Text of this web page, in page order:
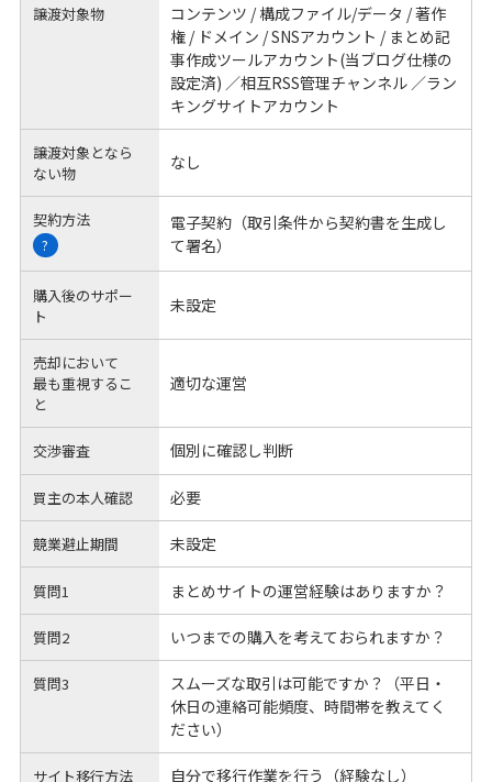
譲渡対象物
コンテンツ / 構成ファイル/データ / 著作
権 / ドメイン / SNSアカウント / まとめ記
事作成ツールアカウント(当ブログ仕様の
設定済) ／相互RSS管理チャンネル ／ラン
キングサイトアカウント
譲渡対象となら
ない物
なし
契約方法
?
電子契約（取引条件から契約書を生成し
て署名）
購入後のサポー
ト
未設定
売却において
最も重視するこ
と
適切な運営
交渉審査 個別に確認し判断
買主の本人確認 必要
競業避止期間 未設定
質問1 まとめサイトの運営経験はありますか？
質問2 いつまでの購入を考えておられますか？
質問3
スムーズな取引は可能ですか？（平日・
休日の連絡可能頻度、時間帯を教えてく
ださい）
サイト移行方法 自分で移行作業を行う（経験なし）